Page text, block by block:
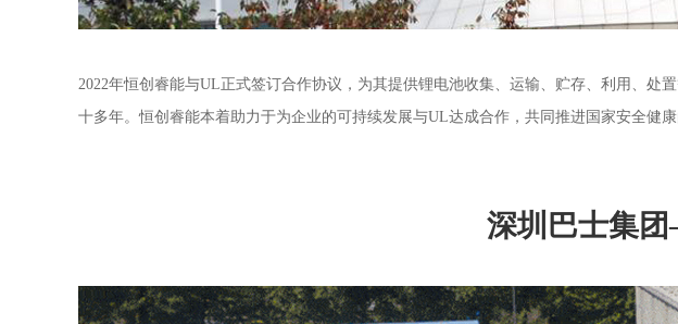
2022年恒创睿能与UL正式签订合作协议，为其提供锂电池收集、运输、贮存、利用、
十多年。恒创睿能本着助力于为企业的可持续发展与UL达成合作，共同推进国家安全健康
深圳巴士集